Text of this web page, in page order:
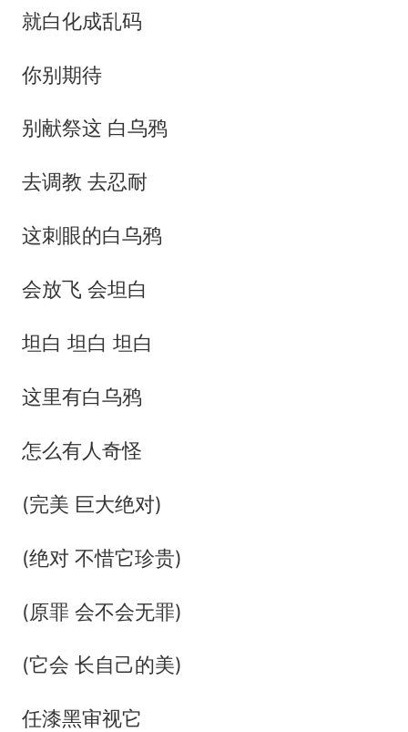
就白化成乱码
你别期待
别献祭这 白乌鸦
去调教 去忍耐
这刺眼的白乌鸦
会放飞 会坦白
坦白 坦白 坦白
这里有白乌鸦
怎么有人奇怪
(完美 巨大绝对)
(绝对 不惜它珍贵)
(原罪 会不会无罪)
(它会 长自己的美)
任漆黑审视它